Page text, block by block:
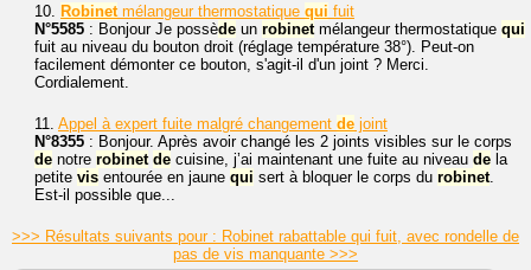
10. Robinet mélangeur thermostatique qui fuit
N°5585 : Bonjour Je possède un robinet mélangeur thermostatique qui
fuit au niveau du bouton droit (réglage température 38°). Peut-on
facilement démonter ce bouton, s'agit-il d'un joint ? Merci.
Cordialement.
11. Appel à expert fuite malgré changement de joint
N°8355 : Bonjour. Après avoir changé les 2 joints visibles sur le corps
de notre robinet de cuisine, j’ai maintenant une fuite au niveau de la
petite vis entourée en jaune qui sert à bloquer le corps du robinet
Est-il possible que...
>>> Résultats suivants pour : Robinet rabattable qui fuit, avec rondelle de
pas de vis manquante >>>